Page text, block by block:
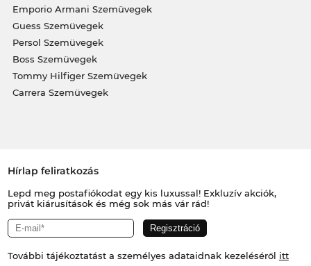
Emporio Armani Szemüvegek
Guess Szemüvegek
Persol Szemüvegek
Boss Szemüvegek
Tommy Hilfiger Szemüvegek
Carrera Szemüvegek
Hírlap feliratkozás
Lepd meg postafiókodat egy kis luxussal! Exkluzív akciók,
privát kiárusítások és még sok más vár rád!
További tájékoztatást a személyes adataidnak kezeléséről itt